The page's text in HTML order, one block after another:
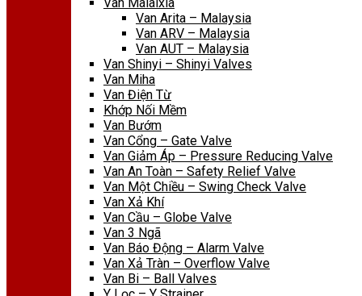
Van Arita – Malaysia
Van ARV – Malaysia
Van AUT – Malaysia
Van Shinyi – Shinyi Valves
Van Miha
Van Điện Từ
Khớp Nối Mềm
Van Bướm
Van Cổng – Gate Valve
Van Giảm Áp – Pressure Reducing Valve
Van An Toàn – Safety Relief Valve
Van Một Chiều – Swing Check Valve
Van Xả Khí
Van Cầu – Globe Valve
Van 3 Ngã
Van Báo Động – Alarm Valve
Van Xả Tràn – Overflow Valve
Van Bi – Ball Valves